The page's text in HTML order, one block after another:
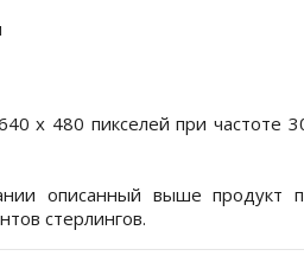
x 480 пикселей при частоте
описанный выше продукт
стерлингов.